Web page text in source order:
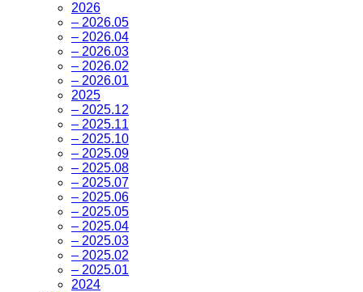
2026
– 2026.05
– 2026.04
– 2026.03
– 2026.02
– 2026.01
2025
– 2025.12
– 2025.11
– 2025.10
– 2025.09
– 2025.08
– 2025.07
– 2025.06
– 2025.05
– 2025.04
– 2025.03
– 2025.02
– 2025.01
2024